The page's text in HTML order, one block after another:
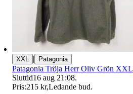
XXL | Patagonia
Patagonia Tröja Herr Oliv Grön XXL
Sluttid16 aug 21:08.
Pris:215 kr,Ledande bud.